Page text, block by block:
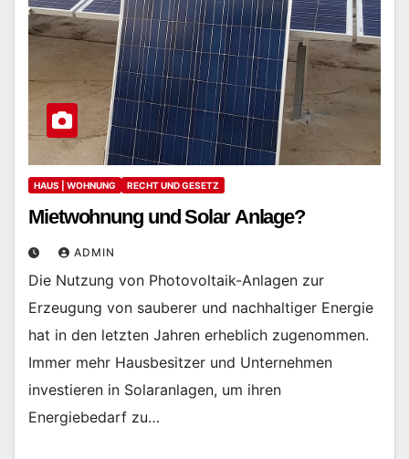
HAUS | WOHNUNG RECHT UND GESETZ
Mietwohnung und Solar Anlage?
ADMIN
Die Nutzung von Photovoltaik-Anlagen zur
Erzeugung von sauberer und nachhaltiger Energie
hat in den letzten Jahren erheblich zugenommen.
Immer mehr Hausbesitzer und Unternehmen
investieren in Solaranlagen, um ihren
Energiebedarf zu…